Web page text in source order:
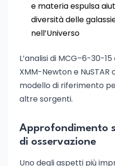
e materia espulsa
diversità delle
nell’Universo
L’analisi di MCG–6-30-
XMM-Newton e
modello di riferimento
altre sorgenti.
Approfondimento
di osservazione
Uno degli aspetti più